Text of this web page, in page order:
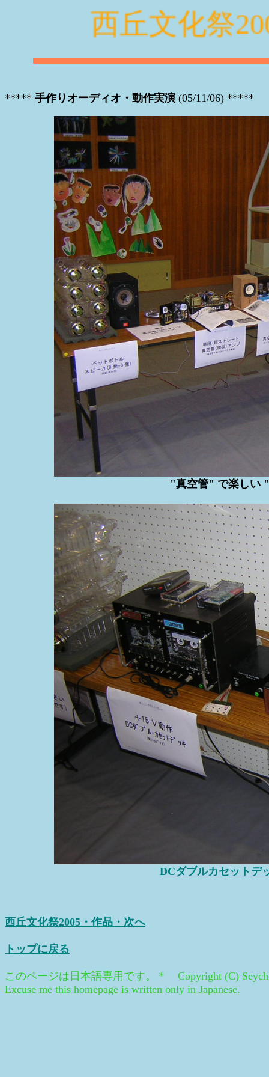
西丘文化祭
***** 手作りオーディオ・動作実演 (05/11/06) *****
"真空管" で楽しい
DCダブルカセットデ
西丘文化祭2005・作品・次へ
トップに戻る
このページは日本語専用です。＊ Copyright (C)
Excuse me this homepage is written only in Japanese.